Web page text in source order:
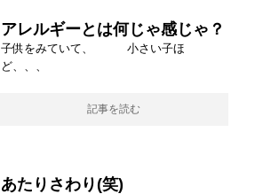
アレルギーとは何じゃ感じゃ？
子供をみていて、 小さい子ほ
ど、、、
記事を読む
あたりさわり(笑)